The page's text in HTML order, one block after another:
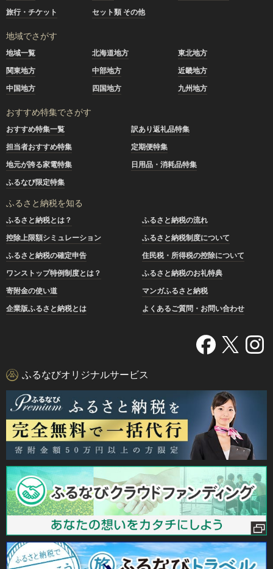
旅行・チケット
セット類 その他
地域でさがす
地域一覧 北海道地方
東北地方
関東地方
中部地方
近畿地方
中国地方
四国地方 九州地方
おすすめ特集でさがす
おすすめ特集一覧
訳あり返礼品特集
担当者おすすめ特集
定期便特集
地元が誇る家電特集
日用品・消耗品特集
ふるなび限定特集
ふるさと納税を知る
ふるさと納税とは？
ふるさと納税の流れ
控除上限額シミュレーション
ふるさと納税制度について
ふるさと納税の確定申告
住民税・所得税の控除について
ワンストップ特例制度とは？
ふるさと納税のお礼特典
寄附金の使い道
マンガふるさと納税
企業版ふるさと納税とは
よくあるご質問・お問い合わせ
ふるなびオリジナルサービス